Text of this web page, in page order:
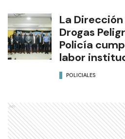
La
Drogas
Policía
labor
POLICIALES
Ads